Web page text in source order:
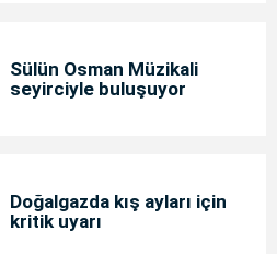
Sülün Osman Müzikali
seyirciyle buluşuyor
Doğalgazda kış ayları için
kritik uyarı